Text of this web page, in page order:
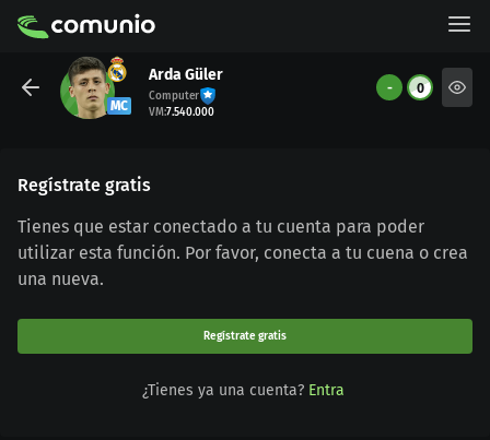
MC
Arda Güler
Computer
VM:7.540.000
- 0
Regístrate gratis
Tienes que estar conectado a tu cuenta para poder
utilizar esta función. Por favor, conecta a tu cuena o crea
una nueva.
Regístrate gratis
¿Tienes ya una cuenta? Entra